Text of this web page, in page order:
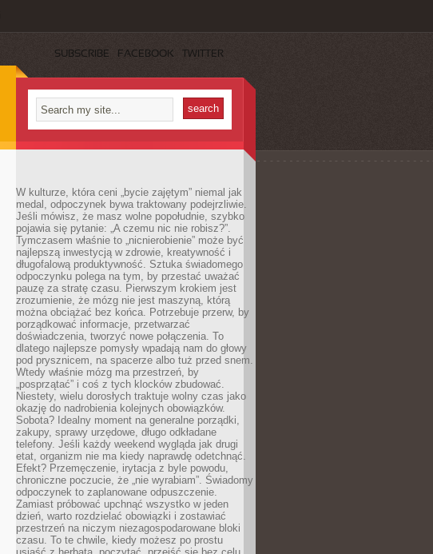
SUBSCRIBE FACEBOOK TWITTER
W kulturze, która ceni „bycie zajętym” niemal jak
medal, odpoczynek bywa traktowany podejrzliwie.
Jeśli mówisz, że masz wolne popołudnie, szybko
pojawia się pytanie: „A czemu nic nie robisz?”.
Tymczasem właśnie to „nicnierobienie” może być
najlepszą inwestycją w zdrowie, kreatywność i
długofalową produktywność. Sztuka świadomego
odpoczynku polega na tym, by przestać uważać
pauzę za stratę czasu. Pierwszym krokiem jest
zrozumienie, że mózg nie jest maszyną, którą
można obciążać bez końca. Potrzebuje przerw, by
porządkować informacje, przetwarzać
doświadczenia, tworzyć nowe połączenia. To
dlatego najlepsze pomysły wpadają nam do głowy
pod prysznicem, na spacerze albo tuż przed snem.
Wtedy właśnie mózg ma przestrzeń, by
„posprzątać” i coś z tych klocków zbudować.
Niestety, wielu dorosłych traktuje wolny czas jako
okazję do nadrobienia kolejnych obowiązków.
Sobota? Idealny moment na generalne porządki,
zakupy, sprawy urzędowe, długo odkładane
telefony. Jeśli każdy weekend wygląda jak drugi
etat, organizm nie ma kiedy naprawdę odetchnąć.
Efekt? Przemęczenie, irytacja z byle powodu,
chroniczne poczucie, że „nie wyrabiam”. Świadomy
odpoczynek to zaplanowane odpuszczenie.
Zamiast próbować upchnąć wszystko w jeden
dzień, warto rozdzielać obowiązki i zostawiać
przestrzeń na niczym niezagospodarowane bloki
czasu. To te chwile, kiedy możesz po prostu